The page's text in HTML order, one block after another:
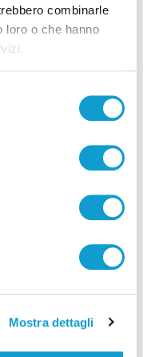
combinarle
loro o che hanno
Mostra dettagli